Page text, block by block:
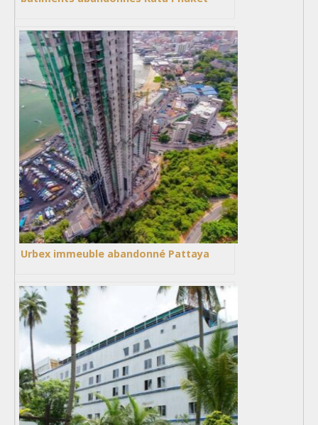
Urbex immeuble abandonné Pattaya